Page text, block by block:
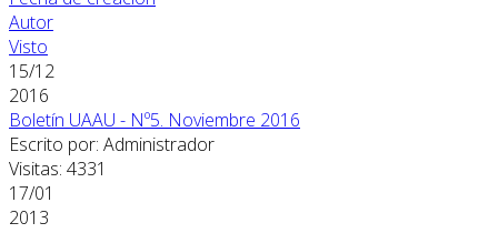
Autor
Visto
15/12
2016
Boletín UAAU - Nº5. Noviembre 2016
Escrito por: Administrador
Visitas: 4331
17/01
2013